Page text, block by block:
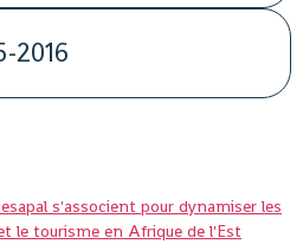
2016
s'associent pour dynamiser les
le tourisme en Afrique de l'Est